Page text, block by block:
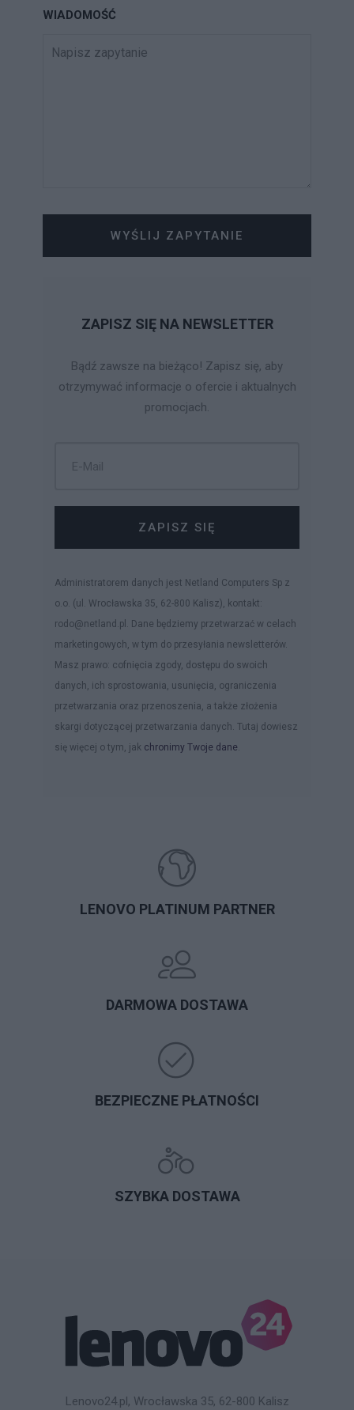
WIADOMOŚĆ
WYŚLIJ ZAPYTANIE
ZAPISZ SIĘ NA NEWSLETTER
Bądź zawsze na bieżąco! Zapisz się, aby
otrzymywać informacje o ofercie i aktualnych
promocjach.
ZAPISZ SIĘ
Administratorem danych jest Netland Computers Sp z
o.o. (ul. Wrocławska 35, 62-800 Kalisz), kontakt:
rodo@netland.pl. Dane będziemy przetwarzać w celach
marketingowych, w tym do przesyłania newsletterów.
Masz prawo: cofnięcia zgody, dostępu do swoich
danych, ich sprostowania, usunięcia, ograniczenia
przetwarzania oraz przenoszenia, a także złożenia
skargi dotyczącej przetwarzania danych. Tutaj dowiesz
się więcej o tym, jak chronimy Twoje dane.
LENOVO PLATINUM PARTNER
DARMOWA DOSTAWA
BEZPIECZNE PŁATNOŚCI
SZYBKA DOSTAWA
Lenovo24.pl, Wrocławska 35, 62-800 Kalisz